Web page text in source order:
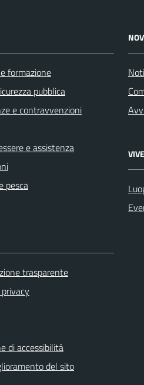
formazione
pubblica
e contravvenzioni
e assistenza
pesca
trasparente
di accessibilità
del sito